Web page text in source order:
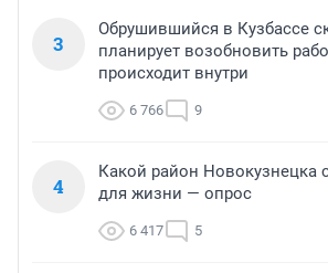
таролог о судьбе
жителей в августе
15 463 30
Новокузнечане назвали
дешевый) район для жизни
9 362 4